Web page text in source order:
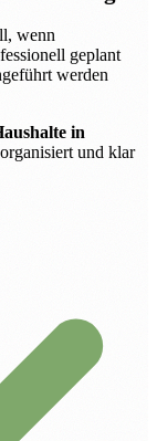
wenn
geplant
werden
in
und klar